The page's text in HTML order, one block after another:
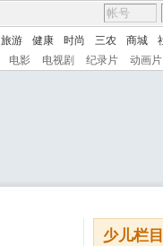
旅游 健康 时尚 三农 商城
电影 电视剧 纪录片 动画片
少儿栏